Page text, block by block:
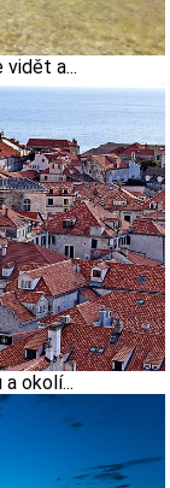
a...
okolí...